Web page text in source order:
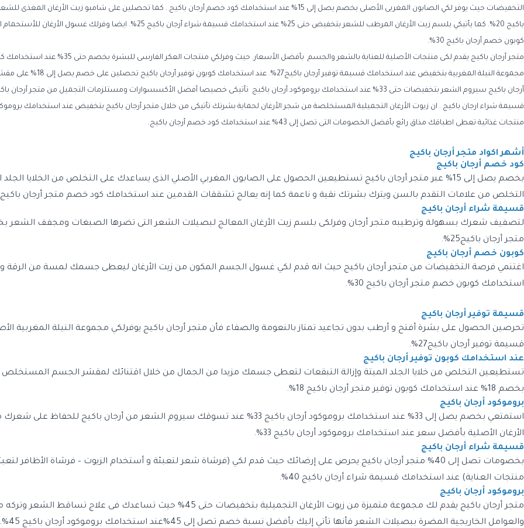
كوبون خصم أرجان باكيج 30%.
متجر أرجان باكيج يقدم لكى منتجات الأصلية للعناية
مجموعة النيلة المغربية بتخفيض
منتجات غذائية تعطى اطباقك مذاق رائع بأفضل الخصومات التى تصل إلى 43% عند استخدامك كود خصم أرجان باكيج.
أشهر اكواد متجر أرجان باكيج
كود خصم أرجان باكيج
بخصم يصل إلى 15% عبر متجر أرجان باكيج تستطيعين الحصول على الصابون المغربي الأصلي الذى يساعدك على التخلص من الخلايا
التخلص من علامات التقدم بالسن ويترك بشرتك نقية و ناعمة كما إنه يعالج تشققات القدمين عند استخدامك كود خصم متجر أرجان باكيج
قسيمة شراء أرجان باكيج
متجر أرجان باكيج25%.
كوبون خصم أرجان باكيج
استخدامك كوبون خصم متجر أرجان باكيج 30%.
قسيمة توفير أرجان باكيج
قسيمة توفير أرجان باكيج27%.
عند استخدامك كوبون توفير أرجان باكيج
تستطيعين التخلص من خلايا الجلد الميتة وإزالة التبقعات لتعطى جسمك مزيدا من الجمال من خلال اقتنائك لمقشر الجسم المستخلص من
بخصم 18% عند استخدامك كوبون توفير متجر أرجان باكيج 18%.
بروموكود أرجان باكيج
استمتعي بخصم يصل إلى 33% عند استخدامك بروموكود أرجان باكيج 33% عند تسوقك سيروم الشعر من
الأرغان الأصلية بأفضل سعر عند استخدامك بروموكود أرجان باكيج 33%.
قسيمة شراء أرجان باكيج
بخصومات تصل إلى 40% متجر أرجان باكيج يحرص على إرضائك حيث قدم لكي (فرشاة شعر لتعبئة و أستخدام الزيوت – فرشاة الأظافر
منتجات العناية) عند استخدامك قسيمة شراء أرجان باكيج 40%.
بروموكود أرجان باكيج
متجر أرجان باكيج يقدم لك مجموعة متميزة من زيوت الأرغان التجميلية بتخفيضات حتى
والعوامل الخاريجية المضرة ببصيلات الشعر فأنها تأتي إليك بأفضل نسبة خصم تصل إلى 45%عند استخدامك بروموكود أرجان باكيج 45%.